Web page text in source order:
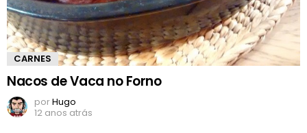
CARNES
Nacos de Vaca no Forno
porHugo
12 anos atrás